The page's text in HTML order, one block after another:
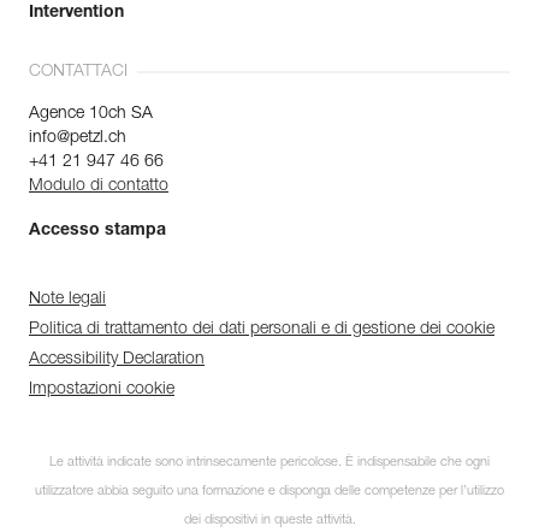
Intervention
CONTATTACI
Agence 10ch SA
info@petzl.ch
+41 21 947 46 66
Modulo di contatto
Accesso stampa
Note legali
Politica di trattamento dei dati personali e di gestione dei cookie
Accessibility Declaration
Impostazioni cookie
Le attività indicate sono intrinsecamente pericolose. È indispensabile che ogni
utilizzatore abbia seguito una formazione e disponga delle competenze per l’utilizzo
dei dispositivi in queste attività.